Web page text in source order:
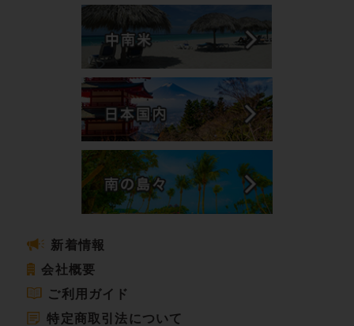
新着情報
会社概要
ご利用ガイド
特定商取引法について